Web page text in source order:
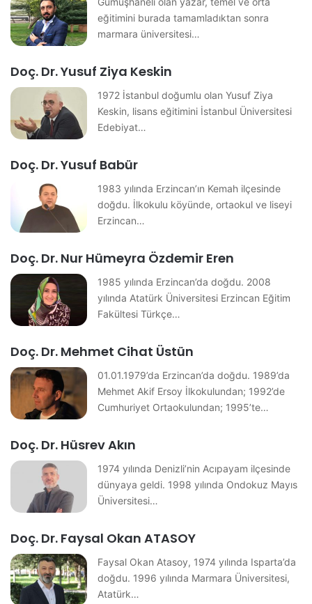
eğitimini burada tamamladıktan sonra
marmara üniversitesi…
Doç. Dr. Yusuf Ziya Keskin
1972 İstanbul doğumlu olan Yusuf Ziya
Keskin, lisans eğitimini İstanbul Üniversitesi
Edebiyat…
Doç. Dr. Yusuf Babür
1983 yılında Erzincan’ın Kemah ilçesinde
doğdu. İlkokulu köyünde, ortaokul ve liseyi
Erzincan…
Doç. Dr. Nur Hümeyra Özdemir Eren
1985 yılında Erzincan’da doğdu. 2008
yılında Atatürk Üniversitesi Erzincan Eğitim
Fakültesi Türkçe…
Doç. Dr. Mehmet Cihat Üstün
01.01.1979’da Erzincan’da doğdu. 1989’da
Mehmet Akif Ersoy İlkokulundan; 1992’de
Cumhuriyet Ortaokulundan; 1995’te…
Doç. Dr. Hüsrev Akın
1974 yılında Denizli’nin Acıpayam ilçesinde
dünyaya geldi. 1998 yılında Ondokuz Mayıs
Üniversitesi…
Doç. Dr. Faysal Okan ATASOY
Faysal Okan Atasoy, 1974 yılında Isparta’da
doğdu. 1996 yılında Marmara Üniversitesi,
Atatürk…